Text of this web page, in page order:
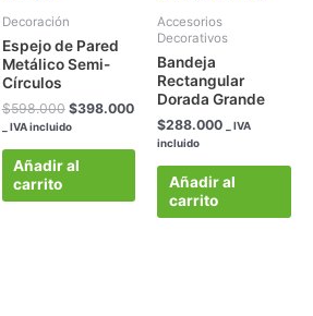
Decoración
Espejo de Pared
Metálico Semi-
Círculos
$598.000 $398.000
_ IVA incluido
Añadir al
carrito
Accesorios
Decorativos
Bandeja
Rectangular
Dorada Grande
$288.000
_ IVA
incluido
Añadir al
carrito